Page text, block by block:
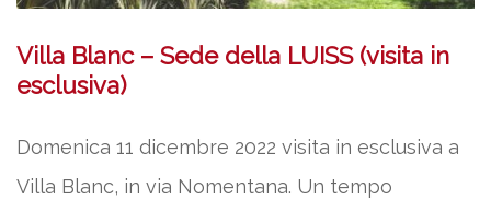
Villa Blanc – Sede della LUISS (visita in
esclusiva)
Domenica 11 dicembre 2022 visita in esclusiva a
Villa Blanc, in via Nomentana. Un tempo